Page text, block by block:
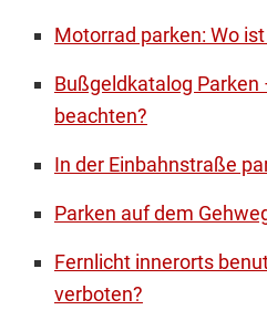
Motorrad parken: Wo
Bußgeldkatalog Parken
beachten?
In der Einbahnstraße
Parken auf dem
Fernlicht innerorts
verboten?